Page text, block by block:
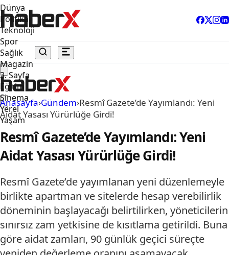
Dünya
Politika
Teknoloji
Spor
Sağlık
Magazin
3. Sayfa
Eğitim
Sinema
Yerel
Yaşam
Anasayfa›Gündem›Resmî Gazete’de Yayımlandı: Yeni
Aidat Yasası Yürürlüğe Girdi!
Resmî Gazete’de Yayımlandı: Yeni
Aidat Yasası Yürürlüğe Girdi!
Resmî Gazete’de yayımlanan yeni düzenlemeyle
birlikte apartman ve sitelerde hesap verebilirlik
döneminin başlayacağı belirtilirken, yöneticilerin
sınırsız zam yetkisine de kısıtlama getirildi. Buna
göre aidat zamları, 90 günlük geçici süreçte